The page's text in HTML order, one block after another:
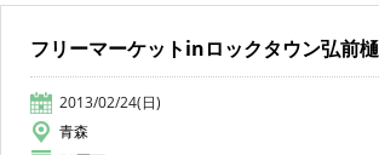
フリーマーケットinロックタウン弘前
2013/02/24(日)
青森